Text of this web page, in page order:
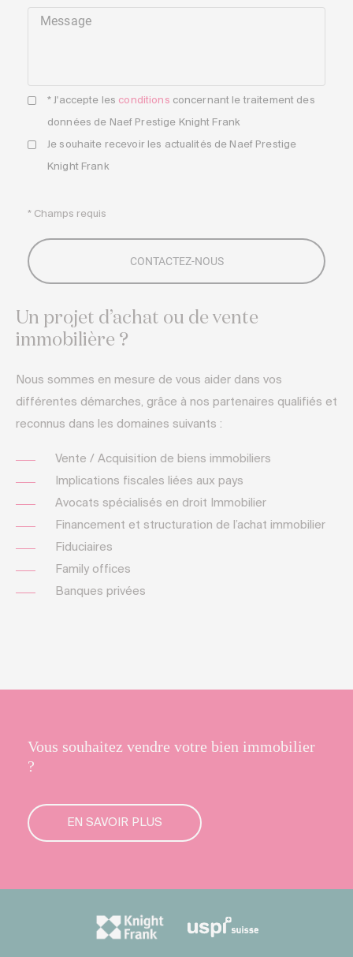
Message
* J'accepte les conditions concernant le traitement des
données de Naef Prestige Knight Frank
Je souhaite recevoir les actualités de Naef Prestige
Knight Frank
* Champs requis
Un projet d’achat ou de vente
immobilière ?
Nous sommes en mesure de vous aider dans vos
différentes démarches, grâce à nos partenaires qualifiés et
reconnus dans les domaines suivants :
Vente / Acquisition de biens immobiliers
Implications fiscales liées aux pays
Avocats spécialisés en droit Immobilier
Financement et structuration de l’achat immobilier
Fiduciaires
Family offices
Banques privées
Vous souhaitez vendre votre bien immobilier
?
EN SAVOIR PLUS